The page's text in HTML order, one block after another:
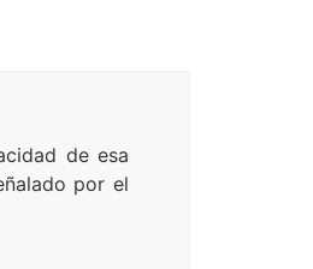
de esa
por el